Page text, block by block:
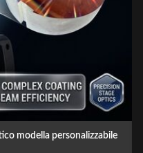
personalizzato per ostacoli